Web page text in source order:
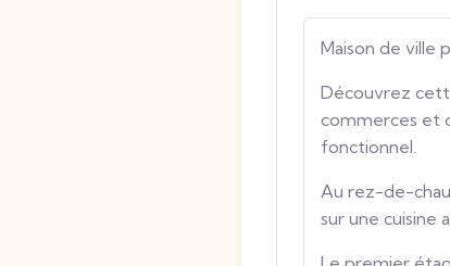
Maison de ville
Découvrez
commerces et
fonctionnel.
Au rez-de-
sur une cuisine